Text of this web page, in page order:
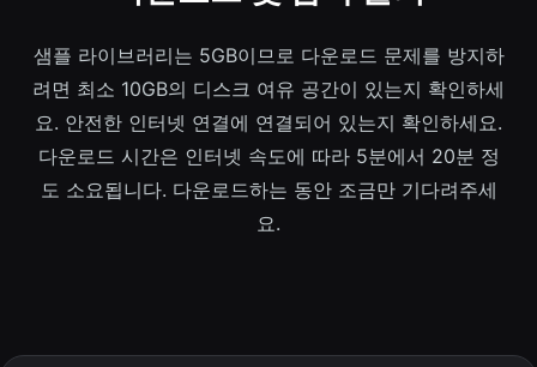
샘플 라이브러리는 5GB이므로 다운로드 문제를 방지하
려면 최소 10GB의 디스크 여유 공간이 있는지 확인하세
요. 안전한 인터넷 연결에 연결되어 있는지 확인하세요.
다운로드 시간은 인터넷 속도에 따라 5분에서 20분 정
도 소요됩니다. 다운로드하는 동안 조금만 기다려주세
요.